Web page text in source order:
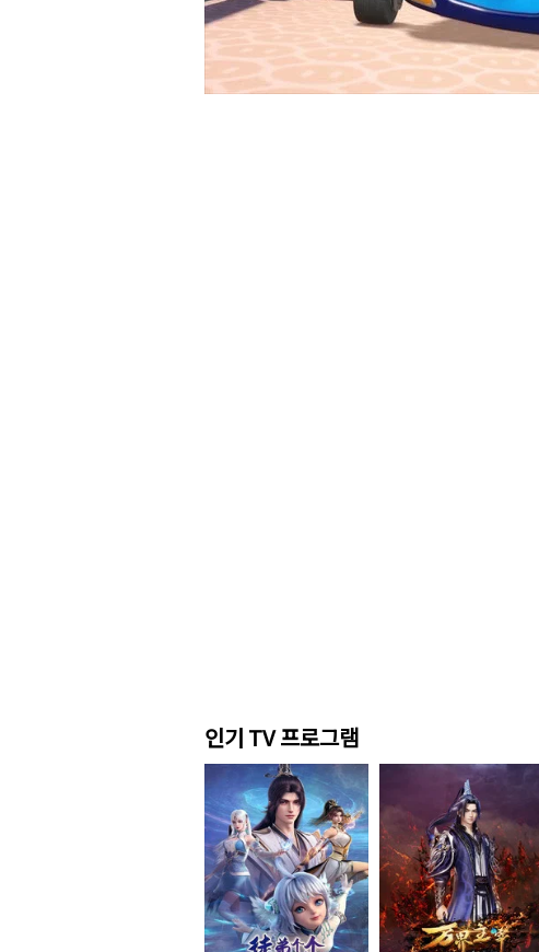
인기 TV 프로그램